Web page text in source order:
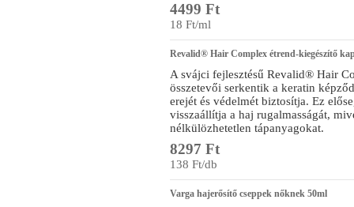
4499 Ft
18 Ft/ml
Revalid® Hair Complex étrend-kiegészítő
A svájci fejlesztésű Revalid® Hair
összetevői serkentik a keratin
erejét és védelmét biztosítja. Ez
visszaállítja a haj rugalmasságát,
nélkülözhetetlen tápanyagokat.
8297 Ft
138 Ft/db
Varga hajerősítő cseppek nőknek 50ml